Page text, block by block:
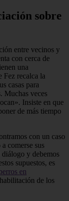
sobre
entre vecinos y
con cerca de
una
Fez recalca la
casas para
Muchas veces
Insiste en que
de más tiempo
con un caso
comerse sus
y debemos
supuestos, es
en
de los